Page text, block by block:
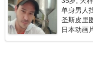
单身男人
圣斯皮里
日本动画